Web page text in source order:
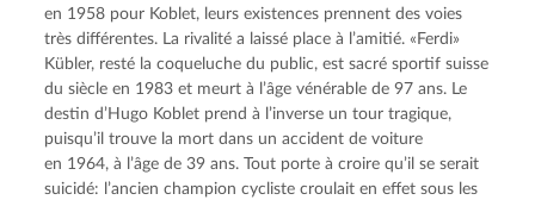
en 1958 pour Koblet, leurs existences prennent des voies
très différentes. La rivalité a laissé place à l’amitié. «Ferdi»
Kübler, resté la coqueluche du public, est sacré sportif suisse
du siècle en 1983 et meurt à l’âge vénérable de 97 ans. Le
destin d’Hugo Koblet prend à l’inverse un tour tragique,
puisqu’il trouve la mort dans un accident de voiture
en 1964, à l’âge de 39 ans. Tout porte à croire qu’il se serait
suicidé: l’ancien champion cycliste croulait en effet sous les